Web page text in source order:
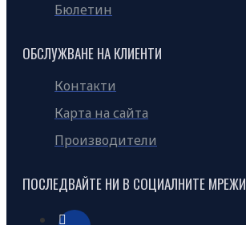
Бюлетин
ОБСЛУЖВАНЕ НА КЛИЕНТИ
Контакти
Карта на сайта
Производители
ПОСЛЕДВАЙТЕ НИ В СОЦИАЛНИТЕ МРЕЖИ